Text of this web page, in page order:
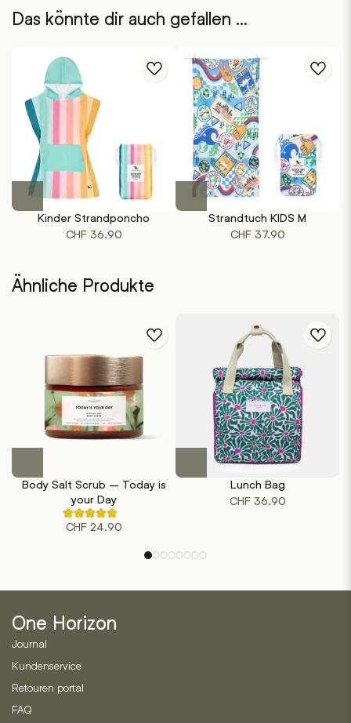
Das könnte dir auch gefallen …
weist
mehrere
Die
der
Produktseite
gewählt
werden
Kinder Strandponcho
CHF36.90
Dieses
weist
mehrere
Produktseite
gewählt
werden
Strandtuch KIDS M
CHF37.90
Ähnliche Produkte
Body Salt Scrub – Today is
your Day
Rated
4.50
2
ratings
CHF24.90
Dieses
mehrere
können
Lunch Bag
CHF36.90
One Horizon
Journal
Kundenservice
Retouren portal
FAQ